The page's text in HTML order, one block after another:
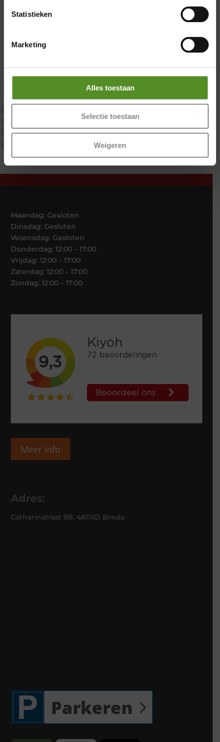
Statistieken
Marketing
Alles toestaan
Selectie toestaan
Weigeren
1 persoon
Twijfelaar
Koudschuim
Traagschuim
Tweepersoons 1 kern product
Tweepersoons 2 kernen
Webshop Only Collectie
Maandag: Gesloten
Dinsdag: Gesloten
Woensdag: Gesloten
Donderdag: 12:00 – 17:00
Vrijdag: 12:00 – 17:00
Zaterdag: 12:00 – 17:00
Zondag: 12:00 – 17:00
Meer info
Adres:
Catharinatraat 9B, 4811XD Breda
Parkeren
Zaterdag 12:00 – 17:00